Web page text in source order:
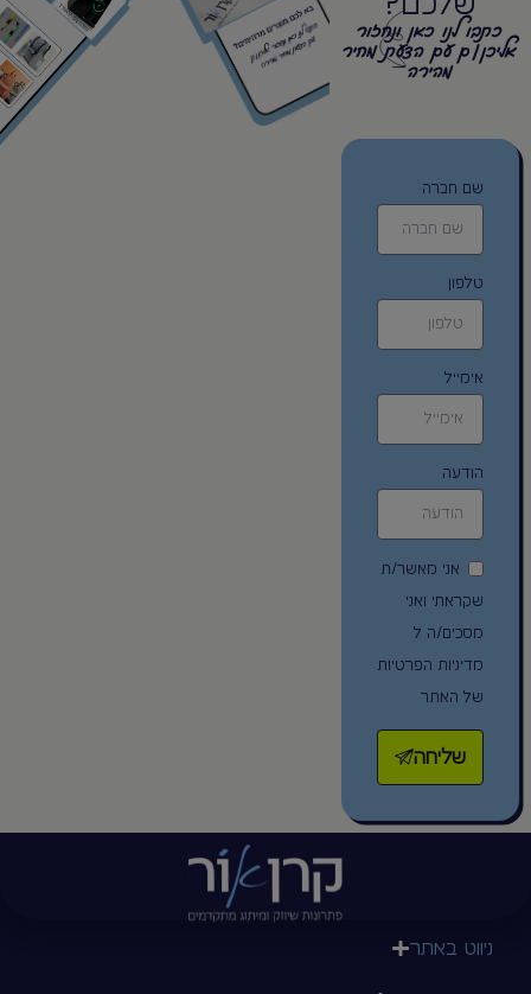
כתבו לנו כאן ונחזור
אליכן/ם עם הצעת מחיר
מהירה
שם חברה
טלפון
אימייל
הודעה
אני מאשר/ת
שקראתי ואני
מסכים/ה ל
מדיניות הפרטיות
של האתר
שליחה
ניווט באתר